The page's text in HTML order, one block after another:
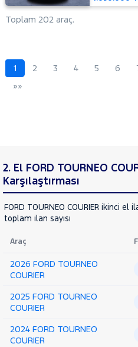
NISSAN
RENAULT
SEAT
TOYOTA
TRAKTÖR
VOLKSWAGEN
Toplam 202 araç.
1 2 3 4 5 6
»»
2. El FORD TOURNEO
Karşılaştırması
FORD TOURNEO COURIER ikinci
toplam ilan sayısı
Araç
2026 FORD TOURNEO
COURIER
2025 FORD TOURNEO
COURIER
2024 FORD TOURNEO
COURIER